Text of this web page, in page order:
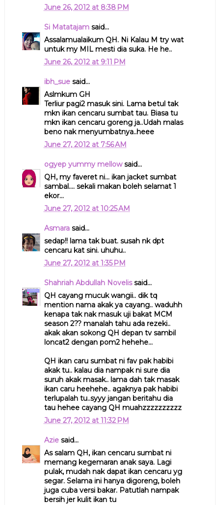
June 26, 2012 at 8:38 PM
Si Matatajamsaid...
Assalamualaikum QH. Ni Kalau M try wat
untuk my MIL mesti dia suka. He he..
June 26, 2012 at 9:11 PM
ibh_suesaid...
Aslmkum GH
Terliur pagi2 masuk sini. Lama betul tak
mkn ikan cencaru sumbat tau. Biasa tu
mkn ikan cencaru goreng ja..Udah malas
beno nak menyumbatnya..heee
June 27, 2012 at 7:56 AM
ogyep yummy mellowsaid...
QH, my faveret ni... ikan jacket sumbat
sambal.... sekali makan boleh selamat 1
ekor...
June 27, 2012 at 10:25 AM
Asmarasaid...
sedap!! lama tak buat. susah nk dpt
cencaru kat sini. uhuhu..
June 27, 2012 at 1:35 PM
Shahriah Abdullah Novelissaid...
QH cayang mucuk wangii.. dik tq
mention nama akak ya cayang.. waduhh
kenapa tak nak masuk uji bakat MCM
season 2?? manalah tahu ada rezeki..
akak akan sokong QH depan tv sambil
loncat2 dengan pom2 hehehe...
QH ikan caru sumbat ni fav pak habibi
akak tu.. kalau dia nampak ni sure dia
suruh akak masak.. lama dah tak masak
ikan caru heehehe.. agaknya pak habibi
terlupalah tu..syyy jangan beritahu dia
tau hehee cayang QH muahzzzzzzzzzz
June 27, 2012 at 11:32 PM
Aziesaid...
As salam QH, ikan cencaru sumbat ni
memang kegemaran anak saya. Lagi
pulak, mudah nak dapat ikan cencaru yg
segar. Selama ini hanya digoreng, boleh
juga cuba versi bakar. Patutlah nampak
bersih jer kulit ikan tu